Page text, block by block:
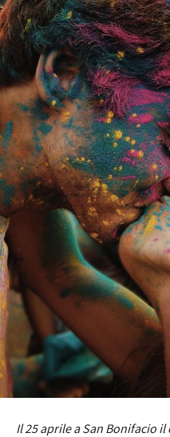
Il 25 aprile a San Bonifacio